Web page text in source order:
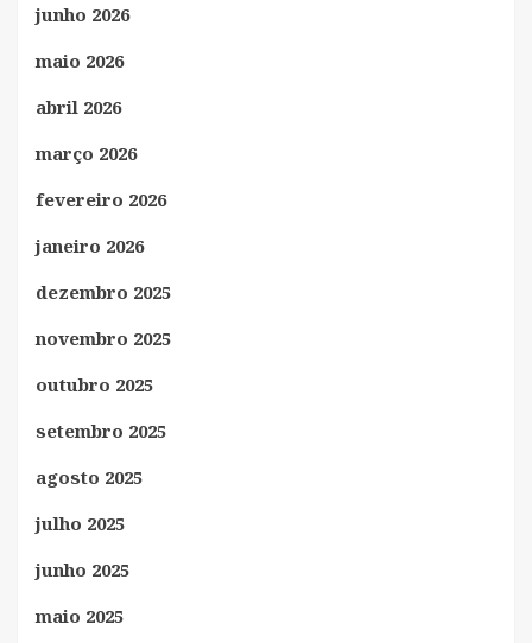
junho 2026
maio 2026
abril 2026
março 2026
fevereiro 2026
janeiro 2026
dezembro 2025
novembro 2025
outubro 2025
setembro 2025
agosto 2025
julho 2025
junho 2025
maio 2025